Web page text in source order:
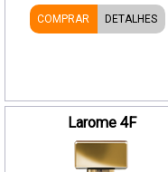
COMPRAR DETALHES
Larome 4F